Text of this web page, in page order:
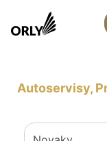
Autoservisy,